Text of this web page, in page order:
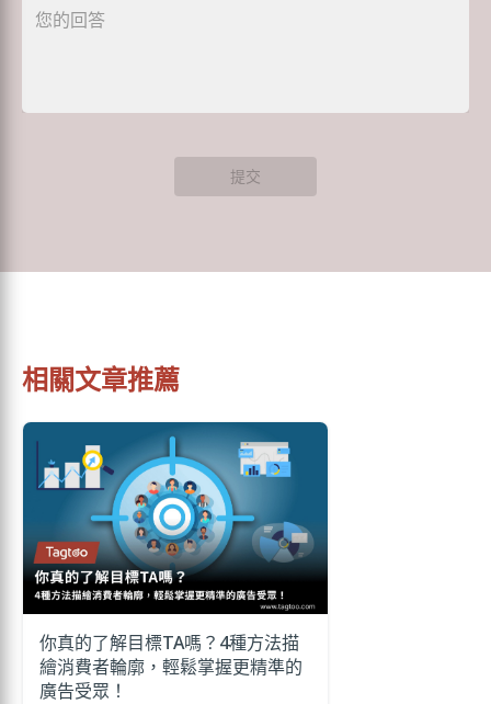
提交
相關文章推薦
你真的了解目標TA嗎？4種方法描
繪消費者輪廓，輕鬆掌握更精準的
廣告受眾！